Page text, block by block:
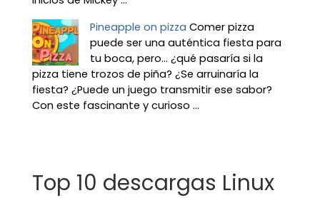
Pineapple on pizza Comer pizza
puede ser una auténtica fiesta para
tu boca, pero... ¿qué pasaría si la
pizza tiene trozos de piña? ¿Se arruinaría la
fiesta? ¿Puede un juego transmitir ese sabor?
Con este fascinante y curioso ...
Top 10 descargas Linux